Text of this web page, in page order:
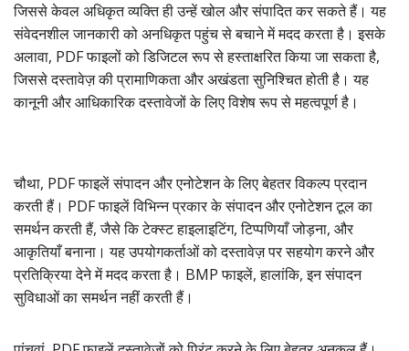
जिससे केवल अधिकृत व्यक्ति ही उन्हें खोल और संपादित कर सकते हैं। यह
संवेदनशील जानकारी को अनधिकृत पहुंच से बचाने में मदद करता है। इसके
अलावा, PDF फाइलों को डिजिटल रूप से हस्ताक्षरित किया जा सकता है,
जिससे दस्तावेज़ की प्रामाणिकता और अखंडता सुनिश्चित होती है। यह
कानूनी और आधिकारिक दस्तावेजों के लिए विशेष रूप से महत्वपूर्ण है।
चौथा, PDF फाइलें संपादन और एनोटेशन के लिए बेहतर विकल्प प्रदान
करती हैं। PDF फाइलें विभिन्न प्रकार के संपादन और एनोटेशन टूल का
समर्थन करती हैं, जैसे कि टेक्स्ट हाइलाइटिंग, टिप्पणियाँ जोड़ना, और
आकृतियाँ बनाना। यह उपयोगकर्ताओं को दस्तावेज़ पर सहयोग करने और
प्रतिक्रिया देने में मदद करता है। BMP फाइलें, हालांकि, इन संपादन
सुविधाओं का समर्थन नहीं करती हैं।